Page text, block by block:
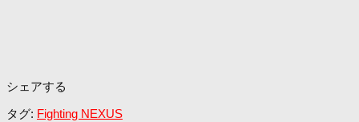
シェアする
タグ: Fighting NEXUS